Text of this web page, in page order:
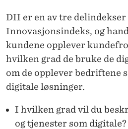
2
5
DII er en av tre
Innovasjonsindeks, og
kundene opplever
hvilken grad de bruke de
om de opplever bedriftene
digitale løsninger.
I hvilken grad vil du
og tjenester som digitale?